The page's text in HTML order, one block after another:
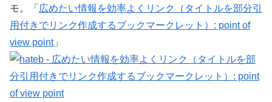
モ。「 広めたい情報を効率よくリンク（タイトルを部分引
用付きでリンク作成するブックマークレット）: point of
view point」